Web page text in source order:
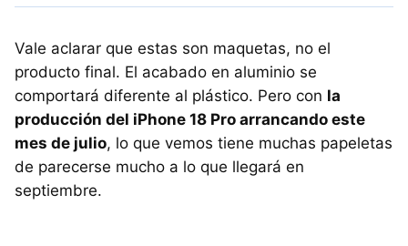
Vale aclarar que estas son maquetas, no el
producto final. El acabado en aluminio se
comportará diferente al plástico. Pero con la
producción del iPhone 18 Pro arrancando este
mes de julio, lo que vemos tiene muchas papeletas
de parecerse mucho a lo que llegará en
septiembre.